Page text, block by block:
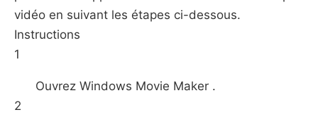
vidéo en suivant les étapes ci-dessous.
Instructions
1
Ouvrez Windows Movie Maker .
2